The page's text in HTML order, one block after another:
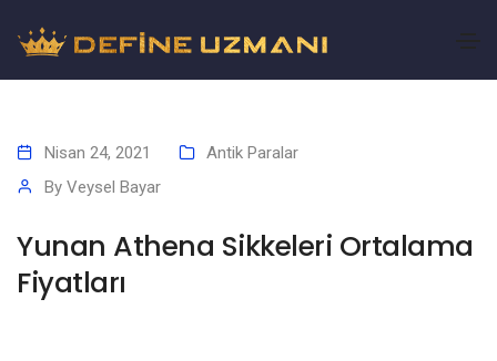
Nisan 24, 2021
Antik Paralar
By Veysel Bayar
Yunan Athena Sikkeleri Ortalama
Fiyatları